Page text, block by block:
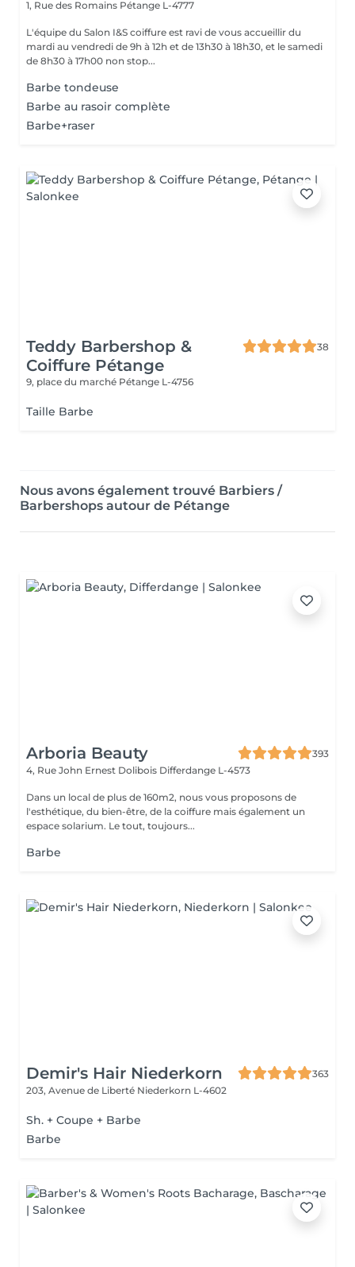
1, Rue des Romains Pétange L-4777
L'équipe du Salon I&S coiffure est ravi de vous accueillir du
mardi au vendredi de 9h à 12h et de 13h30 à 18h30, et le samedi
de 8h30 à 17h00 non stop...
Barbe tondeuse
Barbe au rasoir complète
Barbe+raser
Teddy Barbershop &
Coiffure Pétange
38
9, place du marché Pétange L-4756
Taille Barbe
Nous avons également trouvé Barbiers /
Barbershops autour de Pétange
Arboria Beauty
393
4, Rue John Ernest Dolibois Differdange L-4573
Dans un local de plus de 160m2, nous vous proposons de
l'esthétique, du bien-être, de la coiffure mais également un
espace solarium. Le tout, toujours...
Barbe
Demir's Hair Niederkorn
363
203, Avenue de Liberté Niederkorn L-4602
Sh. + Coupe + Barbe
Barbe